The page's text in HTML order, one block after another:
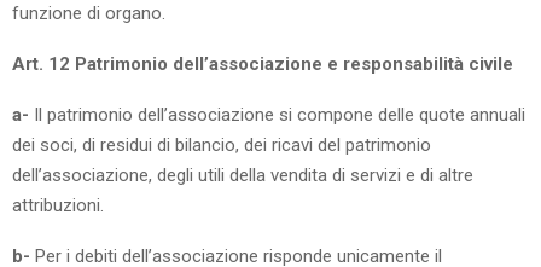
funzione di organo.
Art. 12 Patrimonio dell’associazione e responsabilità civile
a- Il patrimonio dell’associazione si compone delle quote annuali
dei soci, di residui di bilancio, dei ricavi del patrimonio
dell’associazione, degli utili della vendita di servizi e di altre
attribuzioni.
b- Per i debiti dell’associazione risponde unicamente il